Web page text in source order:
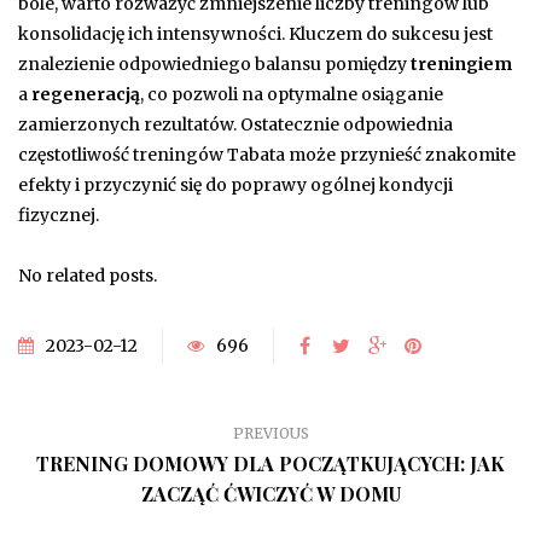
konsolidację ich intensywności. Kluczem do sukcesu jest
znalezienie odpowiedniego balansu pomiędzytreningiem
a regeneracją, co pozwoli na optymalne osiąganie
zamierzonych rezultatów. Ostatecznie odpowiednia
częstotliwość treningów Tabata może przynieść znakomite
efekty i przyczynić się do poprawy ogólnej kondycji
fizycznej.
No related posts.
2023-02-12 696
PREVIOUS
TRENING DOMOWY DLA POCZĄTKUJĄCYCH: JAK
ZACZĄĆ ĆWICZYĆ W DOMU